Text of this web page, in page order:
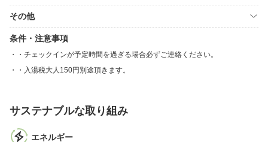
その他
条件・注意事項
・チェックインが予定時間を過ぎる場合必ずご連絡ください。
・入湯税大人150円別途頂きます。
サステナブルな取り組み
エネルギー